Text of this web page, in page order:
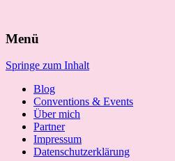
nach:
Menü
Springe zum Inhalt
Blog
Conventions & Events
Über mich
Partner
Impressum
Datenschutzerklärung